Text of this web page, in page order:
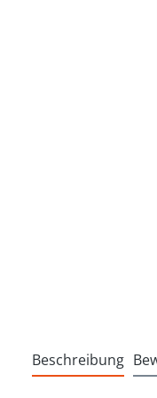
Beschreibung